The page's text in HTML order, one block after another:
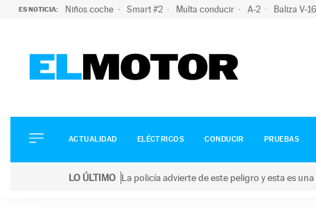
ES NOTICIA: Niños coche Smart #2 Multa conducir A-2 Baliza V-16
ELÉCTRICOS
CONDUCIR
ACTUALIDAD ELÉCTRICOS CONDUCIR PRUEBAS
LO ÚLTIMO La policía advierte de este peligro y esta es